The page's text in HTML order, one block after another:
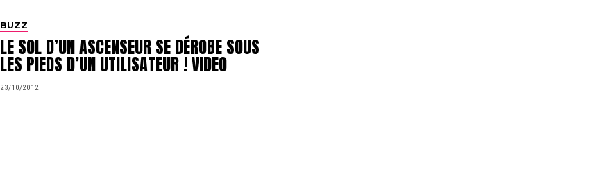
BUZZ
LE SOL D’UN ASCENSEUR SE DÉROBE SOUS
LES PIEDS D’UN UTILISATEUR ! VIDEO
23/10/2012